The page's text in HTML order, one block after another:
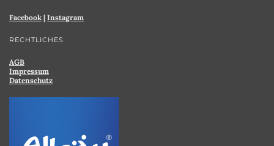
Facebook | Instagram
RECHTLICHES
AGB
Impressum
Datenschutz